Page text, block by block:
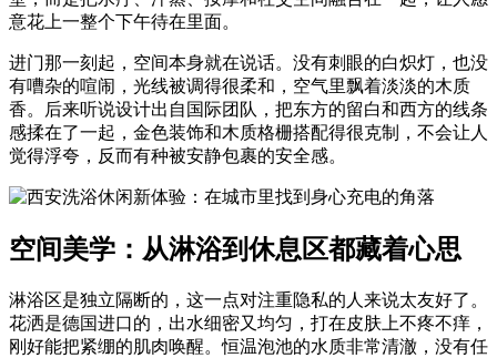
意花上一整个下午待在里面。
进门那一刻起，空间本身就在说话。没有刺眼的白炽灯，也没
有嘈杂的喧闹，光线被调得很柔和，空气里飘着淡淡的木质
香。后来听说设计出自国际团队，把东方的留白和西方的线条
感揉在了一起，金色装饰和木质格栅搭配得很克制，不会让人
觉得浮夸，反而有种被安静包裹的安全感。
空间美学：从淋浴到休息区都藏着心思
淋浴区是独立隔断的，这一点对注重隐私的人来说太友好了。
花洒是德国进口的，出水细密又均匀，打在皮肤上不疼不痒，
刚好能把紧绷的肌肉唤醒。恒温泡池的水质非常清澈，没有任